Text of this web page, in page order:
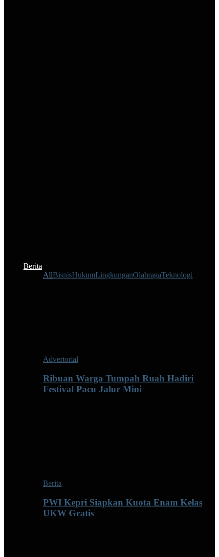
Berita
AllBisnisHukumLingkunganOlahragaTeknologi
Advertorial
Ribuan Warga Tumpah Ruah Hadiri
Festival Pacu Jalur Mini
Berita
PWI Kepri Siapkan Kuota Enam Kelas
UKW Gratis